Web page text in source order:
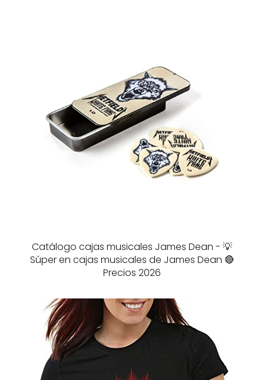
Catálogo cajas musicales James Dean - 💡
Súper en cajas musicales de James Dean 🔴
Precios 2026